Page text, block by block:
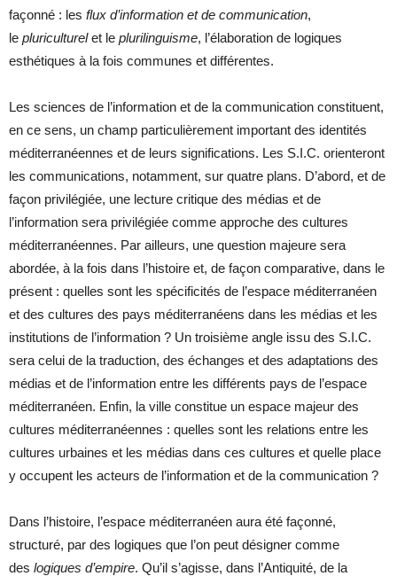
façonné : les flux d’information et de communication,
le pluriculturelet le plurilinguisme, l’élaboration de logiques
esthétiques à la fois communes et différentes.
Les sciences de l’information et de la communication constituent,
en ce sens, un champ particulièrement important des identités
méditerranéennes et de leurs significations. Les S.I.C. orienteront
les communications, notamment, sur quatre plans. D’abord, et de
façon privilégiée, une lecture critique des médias et de
l’information sera privilégiée comme approche des cultures
méditerranéennes. Par ailleurs, une question majeure sera
abordée, à la fois dans l’histoire et, de façon comparative, dans le
présent : quelles sont les spécificités de l’espace méditerranéen
et des cultures des pays méditerranéens dans les médias et les
institutions de l’information ? Un troisième angle issu des S.I.C.
sera celui de la traduction, des échanges et des adaptations des
médias et de l’information entre les différents pays de l’espace
méditerranéen. Enfin, la ville constitue un espace majeur des
cultures méditerranéennes : quelles sont les relations entre les
cultures urbaines et les médias dans ces cultures et quelle place
y occupent les acteurs de l’information et de la communication ?
Dans l’histoire, l’espace méditerranéen aura été façonné,
structuré, par des logiques que l’on peut désigner comme
des logiques d’empire. Qu’il s’agisse, dans l’Antiquité, de la